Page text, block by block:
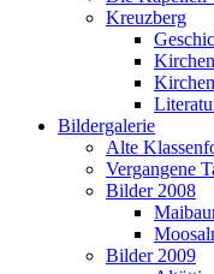
Kreuzberg
Bildergalerie
Alte
Vergangene
Bilder 2008
Bilder 2009